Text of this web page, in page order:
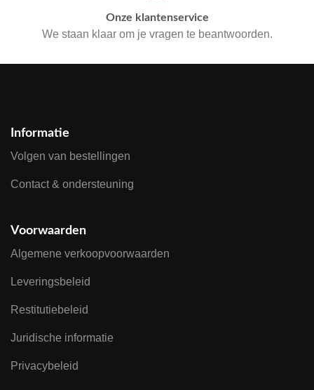
Onze klantenservice
We staan klaar om je vragen te beantwoorden.
Informatie
Volgen van bestellingen
Contact & ondersteuning
Voorwaarden
Algemene verkoopvoorwaarden
Leveringsbeleid
Restitutiebeleid
Juridische informatie
Privacybeleid